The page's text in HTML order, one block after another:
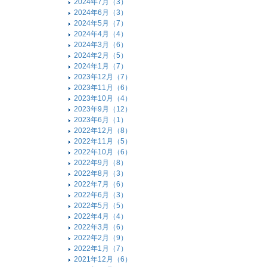
2024年7月（3）
2024年6月（3）
2024年5月（7）
2024年4月（4）
2024年3月（6）
2024年2月（5）
2024年1月（7）
2023年12月（7）
2023年11月（6）
2023年10月（4）
2023年9月（12）
2023年6月（1）
2022年12月（8）
2022年11月（5）
2022年10月（6）
2022年9月（8）
2022年8月（3）
2022年7月（6）
2022年6月（3）
2022年5月（5）
2022年4月（4）
2022年3月（6）
2022年2月（9）
2022年1月（7）
2021年12月（6）